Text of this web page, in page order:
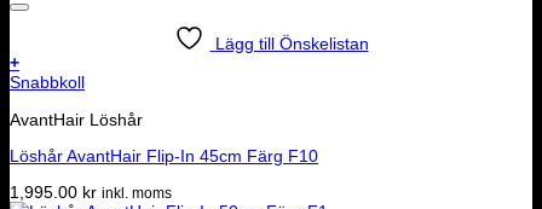
Lägg till Önskelistan
+
Snabbkoll
AvantHair Löshår
Löshår AvantHair Flip-In 45cm Färg F10
1,995.00 kr inkl. moms